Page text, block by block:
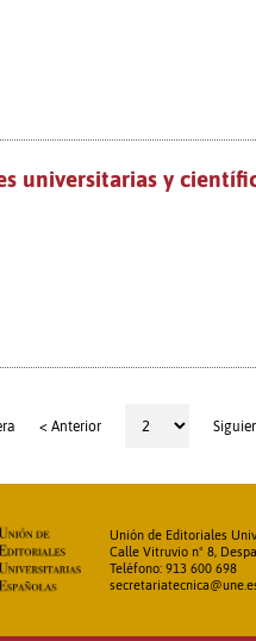
universitarias y
< Anterior
Unión de Editoriales
Calle Vitruvio nº 8,
Teléfono: 913 600 698